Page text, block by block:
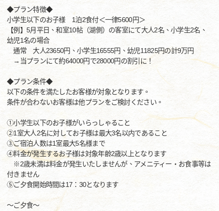
◆プラン特徴◆
小学生以下のお子様 1泊2食付＜一律5600円＞
【例】5月平日、和室10帖（湖側）の客室にて大人2名、小学生2名、
幼児1名の場合
通常 大人23650円、小学生16555円、幼児11825円の計9万円
→当プランにて約64000円で28000円の割引に！
◆プラン条件◆
以下の条件を満たしたお客様が対象となります。
条件が合わないお客様は他プランをご検討ください。
①小学生以下のお子様がいらっしゃること
②1室大人2名に対してお子様は最大3名以内であること
③ご宿泊人数は1室最大5名様まで
④料金が発生するお子様は対象年齢2歳以上となります
※2歳未満は料金が発生いたしませんが、アメニティー・お食事等は
付きません
⑤ご夕食開始時間は17：30となります
～ご夕食～